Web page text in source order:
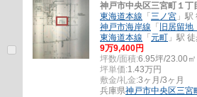
神戸市中央区三宮町１丁
東海道本線 「 三ノ宮 」駅
神戸市海岸線 「 旧居留
東海道本線 「 元町 」駅
9万9,400円
坪数/面積:6.95坪/23.00㎡
坪単価:1.43万円
敷金/礼金:3ヶ月/3ヶ月
兵庫県神戸市中央区三宮